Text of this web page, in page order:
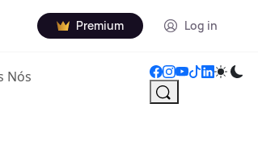
Premium Log in
Nós